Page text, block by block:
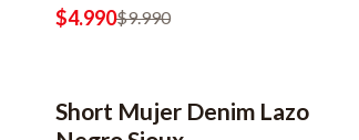
$4.990$9.990
-64% OFF
Short Mujer Denim Lazo